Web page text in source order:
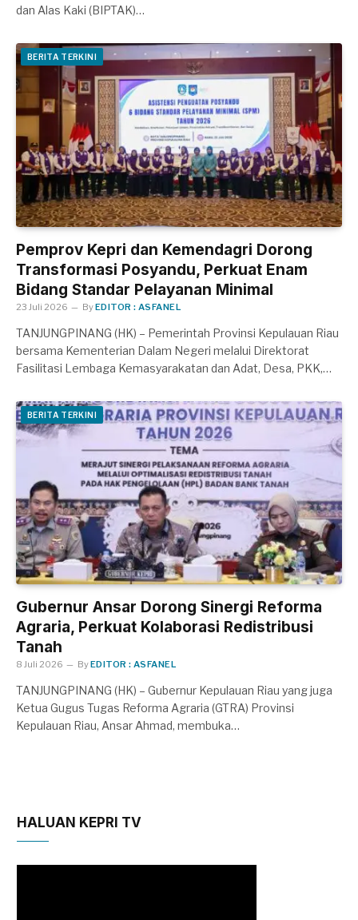
dan Alas Kaki (BIPTAK)…
BERITA TERKINI
Pemprov Kepri dan Kemendagri Dorong
Transformasi Posyandu, Perkuat Enam
Bidang Standar Pelayanan Minimal
23 Juli 2026 ByEDITOR : ASFANEL
TANJUNGPINANG (HK) – Pemerintah Provinsi Kepulauan Riau
bersama Kementerian Dalam Negeri melalui Direktorat
Fasilitasi Lembaga Kemasyarakatan dan Adat, Desa, PKK,…
BERITA TERKINI
Gubernur Ansar Dorong Sinergi Reforma
Agraria, Perkuat Kolaborasi Redistribusi
Tanah
8 Juli 2026 ByEDITOR : ASFANEL
TANJUNGPINANG (HK) – Gubernur Kepulauan Riau yang juga
Ketua Gugus Tugas Reforma Agraria (GTRA) Provinsi
Kepulauan Riau, Ansar Ahmad, membuka…
HALUAN KEPRI TV